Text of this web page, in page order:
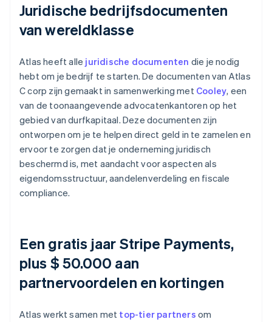
Juridische bedrijfsdocumenten
van wereldklasse
Atlas heeft alle juridische documenten die je nodig
hebt om je bedrijf te starten. De documenten van Atlas
C corp zijn gemaakt in samenwerking met Cooley, een
van de toonaangevende advocatenkantoren op het
gebied van durfkapitaal. Deze documenten zijn
ontworpen om je te helpen direct geld in te zamelen en
ervoor te zorgen dat je onderneming juridisch
beschermd is, met aandacht voor aspecten als
eigendomsstructuur, aandelenverdeling en fiscale
compliance.
Een gratis jaar Stripe Payments,
plus $ 50.000 aan
partnervoordelen en kortingen
Atlas werkt samen met top-tier partners om